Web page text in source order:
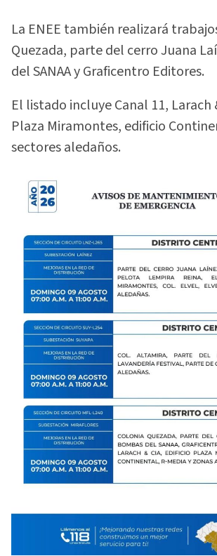
La ENEE también realizará
Quezada, parte del cerro Juana
del SANAA y Graficentro Editores.
El listado incluye Canal 11, Larach
Plaza Miramontes, edificio
sectores aledaños.